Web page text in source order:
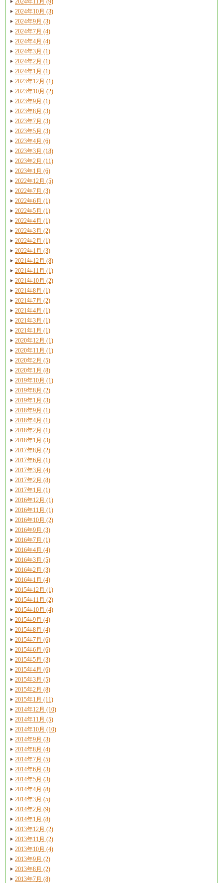
2024年11月 (9)
2024年10月 (3)
2024年9月 (3)
2024年7月 (4)
2024年4月 (4)
2024年3月 (1)
2024年2月 (1)
2024年1月 (1)
2023年12月 (1)
2023年10月 (2)
2023年9月 (1)
2023年8月 (3)
2023年7月 (3)
2023年5月 (3)
2023年4月 (6)
2023年3月 (18)
2023年2月 (11)
2023年1月 (6)
2022年12月 (5)
2022年7月 (3)
2022年6月 (1)
2022年5月 (1)
2022年4月 (1)
2022年3月 (2)
2022年2月 (1)
2022年1月 (3)
2021年12月 (8)
2021年11月 (1)
2021年10月 (2)
2021年8月 (1)
2021年7月 (2)
2021年4月 (1)
2021年3月 (1)
2021年1月 (1)
2020年12月 (1)
2020年11月 (1)
2020年2月 (5)
2020年1月 (8)
2019年10月 (1)
2019年8月 (2)
2019年1月 (3)
2018年9月 (1)
2018年4月 (1)
2018年2月 (1)
2018年1月 (3)
2017年8月 (2)
2017年6月 (1)
2017年3月 (4)
2017年2月 (8)
2017年1月 (1)
2016年12月 (1)
2016年11月 (1)
2016年10月 (2)
2016年9月 (3)
2016年7月 (1)
2016年4月 (4)
2016年3月 (5)
2016年2月 (3)
2016年1月 (4)
2015年12月 (1)
2015年11月 (2)
2015年10月 (4)
2015年9月 (4)
2015年8月 (4)
2015年7月 (6)
2015年6月 (6)
2015年5月 (3)
2015年4月 (6)
2015年3月 (5)
2015年2月 (8)
2015年1月 (11)
2014年12月 (10)
2014年11月 (5)
2014年10月 (10)
2014年9月 (3)
2014年8月 (4)
2014年7月 (5)
2014年6月 (3)
2014年5月 (3)
2014年4月 (8)
2014年3月 (5)
2014年2月 (9)
2014年1月 (8)
2013年12月 (2)
2013年11月 (2)
2013年10月 (4)
2013年9月 (2)
2013年8月 (2)
2013年7月 (8)